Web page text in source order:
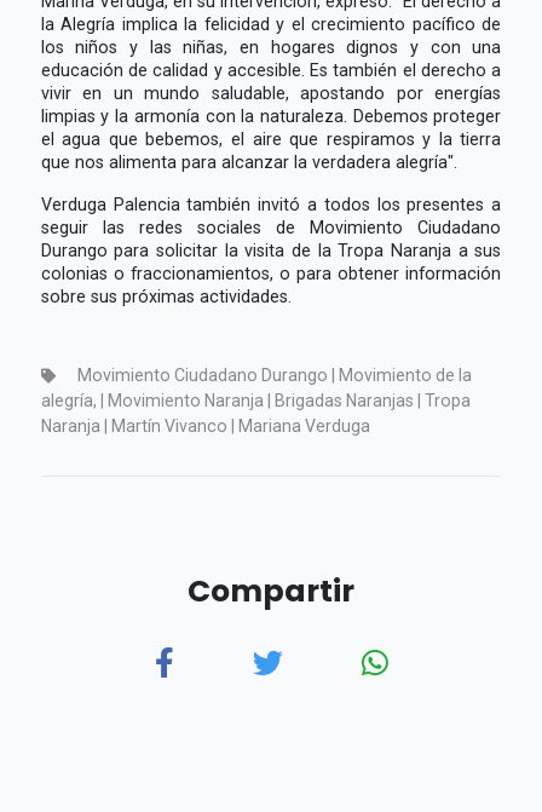
la Alegría implica la felicidad y el crecimiento pacífico de
los niños y las niñas, en hogares dignos y con una
educación de calidad y accesible. Es también el derecho a
vivir en un mundo saludable, apostando por energías
limpias y la armonía con la naturaleza. Debemos proteger
el agua que bebemos, el aire que respiramos y la tierra
que nos alimenta para alcanzar la verdadera alegría".
Verduga Palencia también invitó a todos los presentes a
seguir las redes sociales de Movimiento Ciudadano
Durango para solicitar la visita de la Tropa Naranja a sus
colonias o fraccionamientos, o para obtener información
sobre sus próximas actividades.
Movimiento Ciudadano Durango | Movimiento de la
alegría, | Movimiento Naranja | Brigadas Naranjas | Tropa
Naranja | Martín Vivanco | Mariana Verduga
Compartir